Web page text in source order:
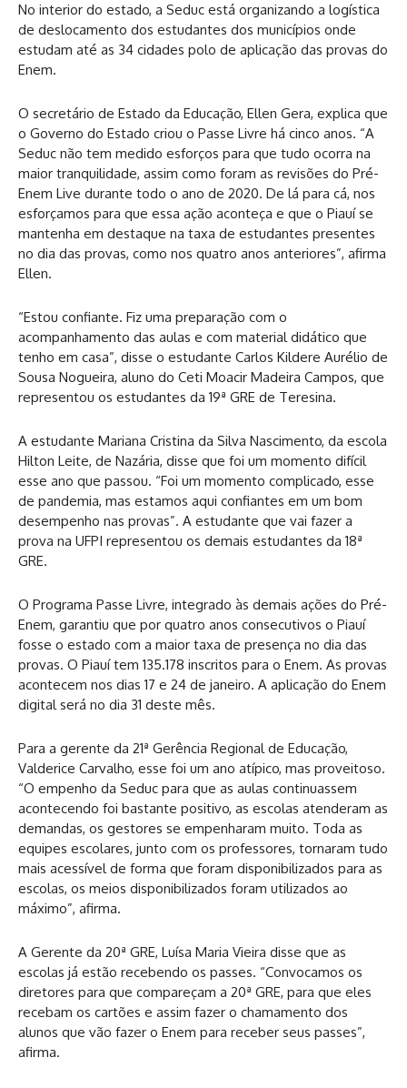
No interior do estado, a Seduc está organizando a logística
de deslocamento dos estudantes dos municípios onde
estudam até as 34 cidades polo de aplicação das provas do
Enem.
O secretário de Estado da Educação, Ellen Gera, explica que
o Governo do Estado criou o Passe Livre há cinco anos. “A
Seduc não tem medido esforços para que tudo ocorra na
maior tranquilidade, assim como foram as revisões do Pré-
Enem Live durante todo o ano de 2020. De lá para cá, nos
esforçamos para que essa ação aconteça e que o Piauí se
mantenha em destaque na taxa de estudantes presentes
no dia das provas, como nos quatro anos anteriores”, afirma
Ellen.
“Estou confiante. Fiz uma preparação com o
acompanhamento das aulas e com material didático que
tenho em casa”, disse o estudante Carlos Kildere Aurélio de
Sousa Nogueira, aluno do Ceti Moacir Madeira Campos, que
representou os estudantes da 19ª GRE de Teresina.
A estudante Mariana Cristina da Silva Nascimento, da escola
Hilton Leite, de Nazária, disse que foi um momento difícil
esse ano que passou. “Foi um momento complicado, esse
de pandemia, mas estamos aqui confiantes em um bom
desempenho nas provas”. A estudante que vai fazer a
prova na UFPI representou os demais estudantes da 18ª
GRE.
O Programa Passe Livre, integrado às demais ações do Pré-
Enem, garantiu que por quatro anos consecutivos o Piauí
fosse o estado com a maior taxa de presença no dia das
provas. O Piauí tem 135.178 inscritos para o Enem. As provas
acontecem nos dias 17 e 24 de janeiro. A aplicação do Enem
digital será no dia 31 deste mês.
Para a gerente da 21ª Gerência Regional de Educação,
Valderice Carvalho, esse foi um ano atípico, mas proveitoso.
“O empenho da Seduc para que as aulas continuassem
acontecendo foi bastante positivo, as escolas atenderam as
demandas, os gestores se empenharam muito. Toda as
equipes escolares, junto com os professores, tornaram tudo
mais acessível de forma que foram disponibilizados para as
escolas, os meios disponibilizados foram utilizados ao
máximo”, afirma.
A Gerente da 20ª GRE, Luísa Maria Vieira disse que as
escolas já estão recebendo os passes. “Convocamos os
diretores para que compareçam a 20ª GRE, para que eles
recebam os cartões e assim fazer o chamamento dos
alunos que vão fazer o Enem para receber seus passes”,
afirma.